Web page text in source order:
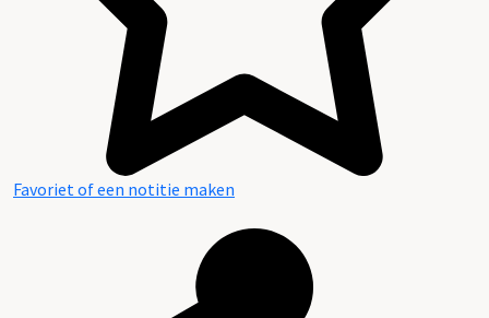
Favoriet of een notitie maken